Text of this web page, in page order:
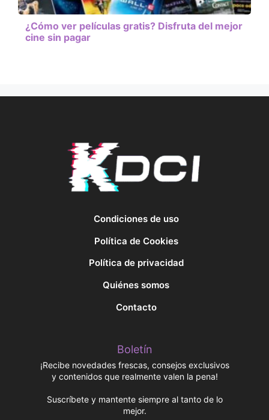
¿Cómo ver películas gratis? Disfruta del mejor
cine sin pagar
Condiciones de uso
Política de Cookies
Política de privacidad
Quiénes somos
Contacto
Boletín
¡Recibe novedades frescas, consejos exclusivos
y contenidos que realmente valen la pena!
Suscríbete y mantente siempre al tanto de lo
mejor.